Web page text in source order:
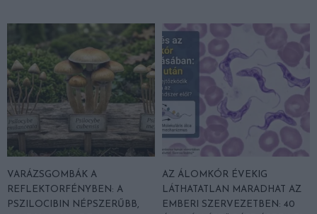
VARÁZSGOMBÁK A
REFLEKTORFÉNYBEN: A
PSZILOCIBIN NÉPSZERŰBB,
AZ ÁLOMKÓR ÉVEKIG
LÁTHATATLAN MARADHAT AZ
EMBERI SZERVEZETBEN: 40